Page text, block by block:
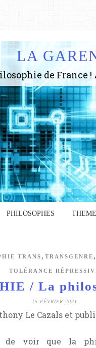
LA
PHILOSOPHES
TRANS , TRANSGENRE ,
TOLÉRANCE
/ La
15 FÉVRIER 2021
Le Cazals et
voir que la